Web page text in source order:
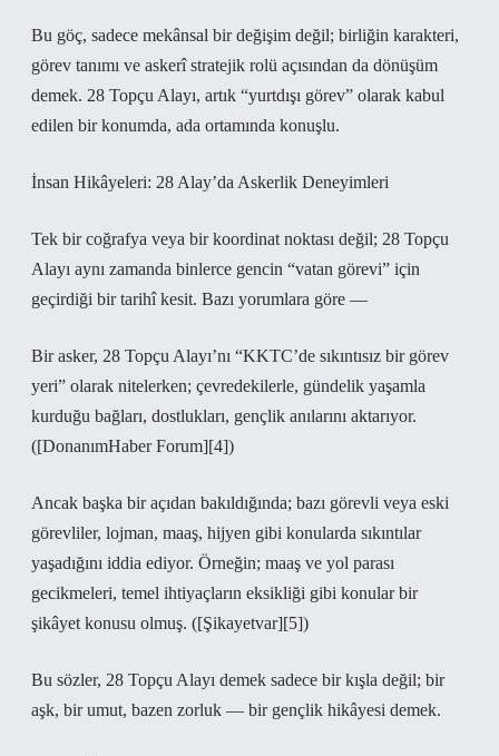
Bu göç, sadece mekânsal bir değişim değil; birliğin karakteri,
görev tanımı ve askerî stratejik rolü açısından da dönüşüm
demek. 28 Topçu Alayı, artık “yurtdışı görev” olarak kabul
edilen bir konumda, ada ortamında konuşlu.
İnsan Hikâyeleri: 28 Alay’da Askerlik Deneyimleri
Tek bir coğrafya veya bir koordinat noktası değil; 28 Topçu
Alayı aynı zamanda binlerce gencin “vatan görevi” için
geçirdiği bir tarihî kesit. Bazı yorumlara göre —
Bir asker, 28 Topçu Alayı’nı “KKTC’de sıkıntısız bir görev
yeri” olarak nitelerken; çevredekilerle, gündelik yaşamla
kurduğu bağları, dostlukları, gençlik anılarını aktarıyor.
([DonanımHaber Forum][4])
Ancak başka bir açıdan bakıldığında; bazı görevli veya eski
görevliler, lojman, maaş, hijyen gibi konularda sıkıntılar
yaşadığını iddia ediyor. Örneğin; maaş ve yol parası
gecikmeleri, temel ihtiyaçların eksikliği gibi konular bir
şikâyet konusu olmuş. ([Şikayetvar][5])
Bu sözler, 28 Topçu Alayı demek sadece bir kışla değil; bir
aşk, bir umut, bazen zorluk — bir gençlik hikâyesi demek.